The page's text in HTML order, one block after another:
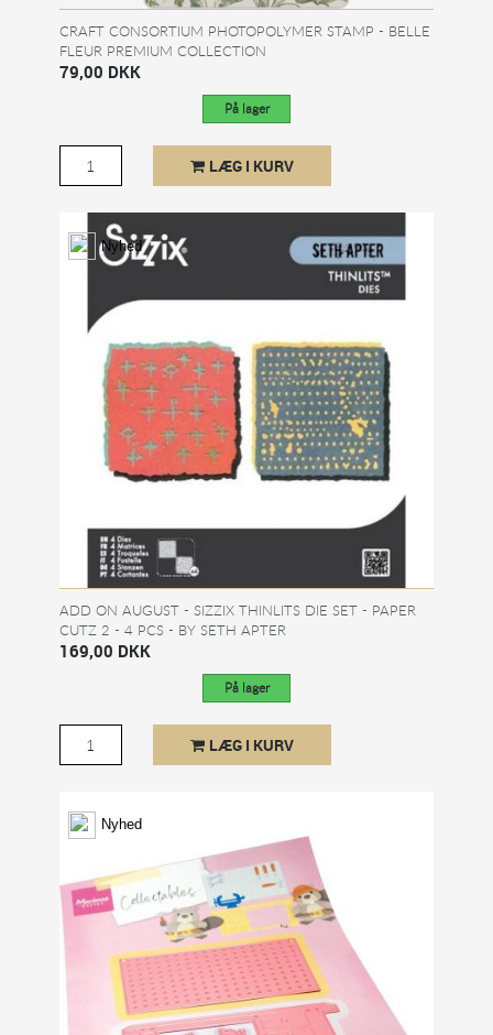
CRAFT CONSORTIUM PHOTOPOLYMER STAMP - BELLE
FLEUR PREMIUM COLLECTION
79,00 DKK
På lager
LÆG I KURV
Nyhed
ADD ON AUGUST - SIZZIX THINLITS DIE SET - PAPER
CUTZ 2 - 4 PCS - BY SETH APTER
169,00 DKK
På lager
LÆG I KURV
Nyhed